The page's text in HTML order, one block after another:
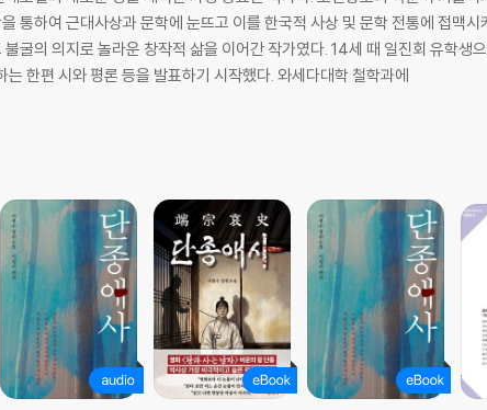
말년의 작품들은 모두 이에 집중해 있었다고 하겠습니다. 이게 어떤 의미를
니다. 저희 출판사가 정리해 발간하는 춘원의 『꿈』이 다른 바람은 없고 오
통하여 근대사상과 문학에 눈뜨고 이를 한국적 사상 및 문학 전통에 접맥
불굴의 의지로 놀라운 창작적 삶을 이어간 작가였다. 14세 때 일진회 유학
한편 시와 평론 등을 발표하기 시작했다. 와세다대학 철학과에